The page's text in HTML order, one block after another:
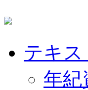
テキス
年紀